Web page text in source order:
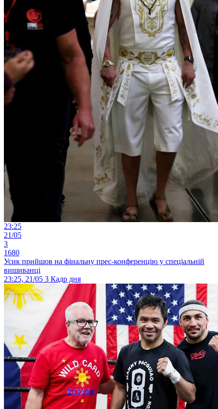
23:25
21/05
3
1680
Усик прийшов на фінальну прес-конференцію у спеціальній
вишиванці
23:25, 21/05 3 Кадр дня